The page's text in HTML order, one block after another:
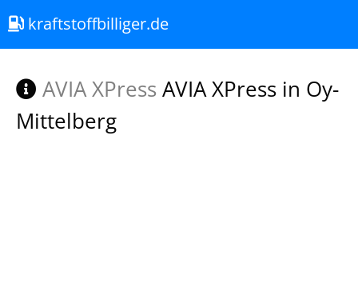
kraftstoffbilliger.de
AVIA XPress AVIA XPress in Oy-
Mittelberg